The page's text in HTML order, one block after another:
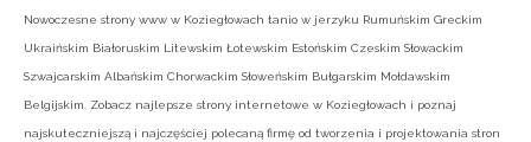
Nowoczesne strony www w Koziegłowach tanio w jerzyku Rumuńskim Greckim
Ukraińskim Białoruskim Litewskim Łotewskim Estońskim Czeskim Słowackim
Szwajcarskim Albańskim Chorwackim Słoweńskim Bułgarskim Mołdawskim
Belgijskim. Zobacz najlepsze strony internetowe w Koziegłowach i poznaj
najskuteczniejszą i najczęściej polecaną firmę od tworzenia i projektowania stron